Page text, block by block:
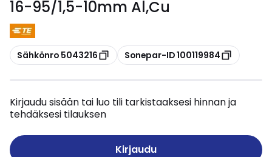
16-95/1,5-10mm Al,Cu
Kopioi
Sähkönro 5043216 Kopioi
Sonepar-ID 100119984
Kirjaudu sisään tai luo tili tarkistaaksesi hinnan ja
tehdäksesi tilauksen
Kirjaudu